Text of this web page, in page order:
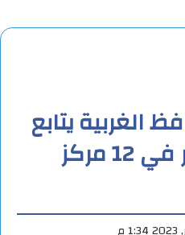
الغربية يتابع
رفع نواتج الأمطار في 12 مركز